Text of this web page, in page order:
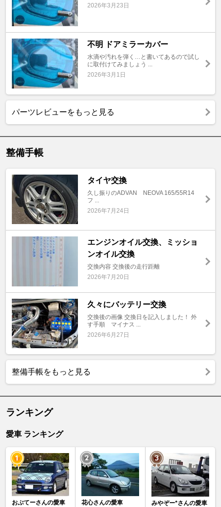
2026年3月23日
不明 ドアミラーカバー
水滴や汚れを弾く…と書いてあるので試し
に取付けてみましょう ...
2026年3月1日
パーツレビューをもっと見る
整備手帳
タイヤ交換
久し振りのADVAN NEOVA 165/55R14
フ ...
2026年7月24日
エンジンオイル交換、ミッショ
ンオイル交換
交換内容 交換後の走行距離
2026年7月20日
久々にバッテリー交換
交換後の画像 交換日を記入しました！ 外
す手順 マイナス ...
2026年6月27日
整備手帳をもっと見る
ランキング
愛車 ランキング
おぷてーさんの愛車
花心さんの愛車
みやぞー*さんの愛車